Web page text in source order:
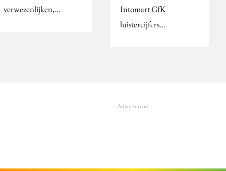
verwezenlijken,…
Intomart GfK
luistercijfers…
Advertentie